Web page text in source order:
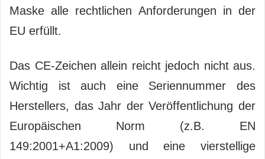
Maske alle rechtlichen Anforderungen in der
EU erfüllt.
Das CE-Zeichen allein reicht jedoch nicht aus.
Wichtig ist auch eine Seriennummer des
Herstellers, das Jahr der Veröffentlichung der
Europäischen Norm (z.B. EN
149:2001+A1:2009) und eine vierstellige